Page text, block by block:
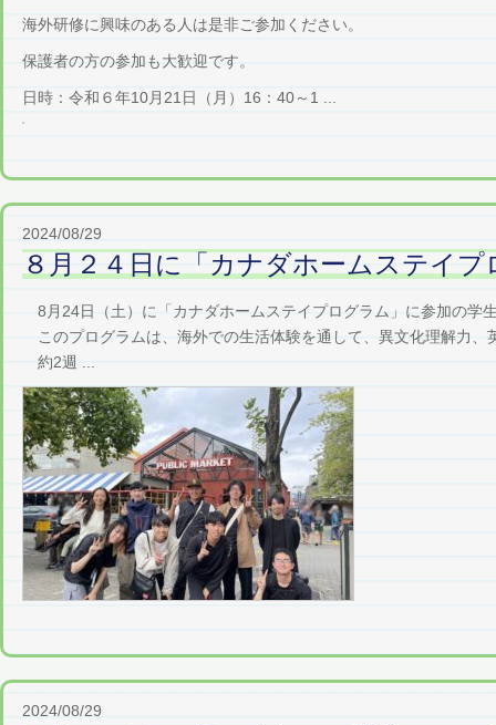
海外研修に興味のある人は是非ご参加ください。
保護者の方の参加も大歓迎です。
日時：令和６年10月21日（月）16：40～1 ...
2024/08/29
８月２４日に「カナダホームステイ
8月24日（土）に「カナダホームステイプログラム」に参加の学
このプログラムは、海外での生活体験を通して、異文化理解力
約2週 ...
2024/08/29